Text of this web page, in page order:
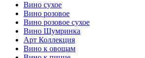
Вино сухое
Вино розовое
Вино розовое сухое
Вино Шумринка
Арт Коллекция
Вино к овощам